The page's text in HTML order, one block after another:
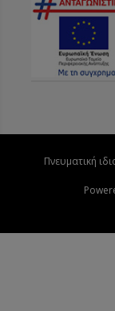
Πνευματική